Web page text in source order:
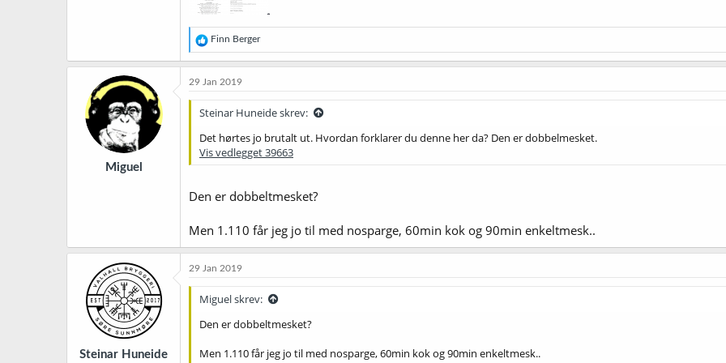
R
e
a
j
o
e
r
Finn Berger
Miguel
29 Jan 2019
Steinar Huneide skrev:
Det hørtes jo brutalt ut. Hvordan forklarer du denne her da? Den er dobbelmesket.
Vis vedlegget 39663
Den er dobbeltmesket?
Men 1.110 får jeg jo til med nosparge, 60min kok og 90min enkeltmesk..
Steinar Huneide
29 Jan 2019
Miguel skrev:
Den er dobbeltmesket?
Men 1.110 får jeg jo til med nosparge, 60min kok og 90min enkeltmesk..